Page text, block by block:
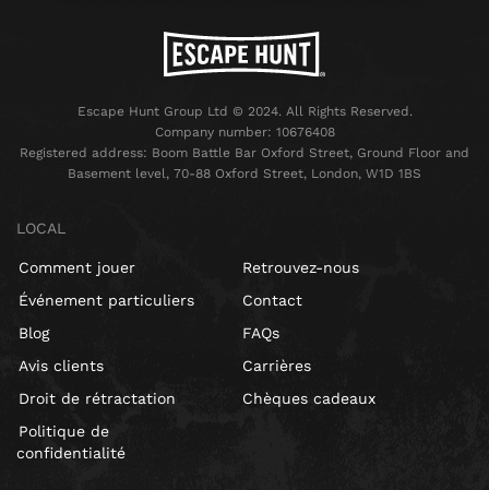
Escape Hunt Group Ltd © 2024. All Rights Reserved.
Company number: 10676408
Registered address: Boom Battle Bar Oxford Street, Ground Floor and
Basement level, 70-88 Oxford Street, London, W1D 1BS
LOCAL
Comment jouer
Événement particuliers
Blog
Avis clients
Droit de rétractation
Politique de
confidentialité
Retrouvez-nous
Contact
FAQs
Carrières
Chèques cadeaux